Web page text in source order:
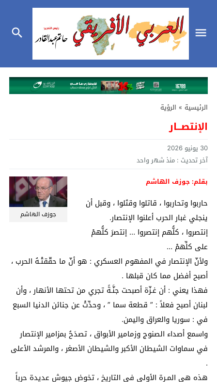
الرئيسية » الرؤية
الإنتصـــار
30 يونيو 2026
آخر تحديث : منذ شهر واحد
جوزف الهاشم
بقلم: جوزف الهاشم
حاربوا وتحاربوا ، قاتلوا وقتَلوا ، وقبل أن
ينجلي غبار الحرب أعلنوا الإنتصار.
إنتصروا ، كلُّهم إنتصروا … إنتصرَ كلُّهمْ
على كلِّهمْ …
ولأنّ الإنتصار في المفهوم العسكري : هو أنّ ما حقّقتْـهُ الحرب ،
أصبح أفضل مما كان قبلها .
فهذا يعني : أن غـزّة أصبحت جنَّـةً تجري من تحتها الأنهار ، وأن
لبنان أصبح فعلاً : ” قطعة سما ” ، وحدِّثْ عن جنائن الدنيا السبع
في : سوريا والعراق واليمن.
واسمع أصداء الصنوج وزمامير الأبواق ، تصدَحُ بمزامير الإنتصار
في سماوات الشيطان الأكبر والشيطان الأصغر ، والمرشد الأعلى
.
هذه هي المـرة الأولى في التاريخ ، تخوض جيوش عديدة حرباً